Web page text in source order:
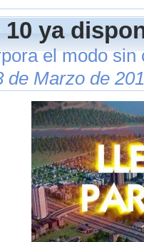
10 ya
el modo sin
de Marzo de